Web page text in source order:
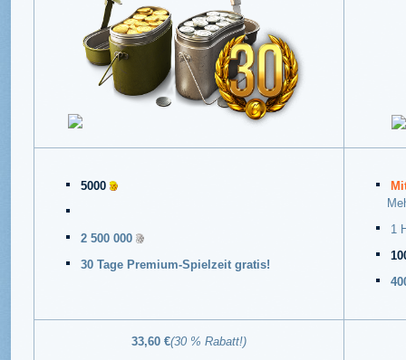
5000
2 500 000
30 Tage Premium-Spielzeit gratis!
1
33,60 €(30 % Rabatt!)